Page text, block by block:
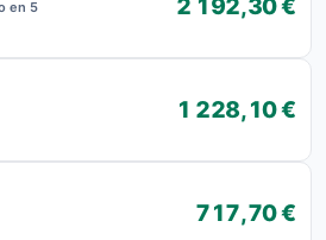
en 5 2 192,30 €
1 228,10 €
717,70 €